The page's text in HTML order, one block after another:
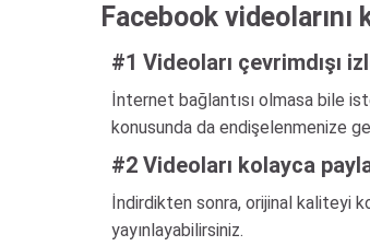
Facebook
#1 Videoları çevrimdışı
İnternet bağlantısı olmasa bile
konusunda da endişelenmenize
#2 Videoları kolayca
İndirdikten sonra, orijinal kaliteyi
yayınlayabilirsiniz.